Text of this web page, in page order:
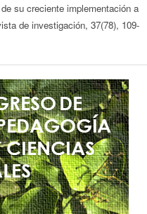
su creciente implementación a
de investigación, 37(78), 109-